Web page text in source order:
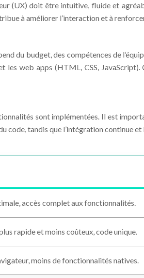
(UX) doit être intuitive, fluide et
à améliorer l’interaction et à
du budget, des compétences de
web apps (HTML, CSS,
sont implémentées. Il est
code, tandis que l’intégration continue
accès complet aux fonctionnalités.
rapide et moins coûteux, code unique.
moins de fonctionnalités natives.